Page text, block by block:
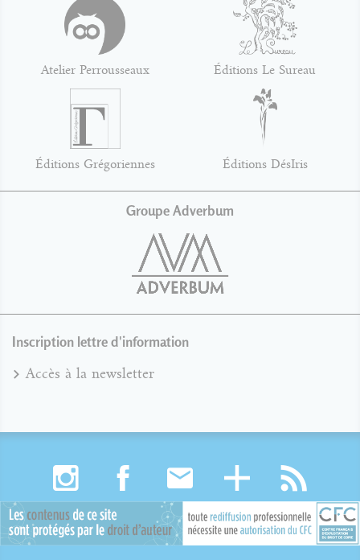
Atelier Perrousseaux Éditions Le Sureau
Éditions Grégoriennes Éditions DésIris
Groupe Adverbum
Inscription lettre d'information
Accès à la newsletter